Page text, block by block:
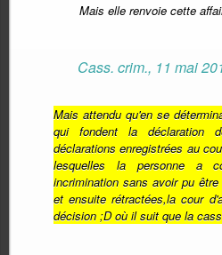
Mais elle renvoie cette
Cass. crim., 11 mai
Mais attendu qu'en se
qui fondent la déclaration
déclarations enregistrées au
lesquelles la personne a
incrimination sans avoir pu
et ensuite rétractées,la cour
décision ;D où il suit que la